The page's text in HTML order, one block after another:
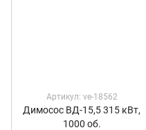
Артикул: ve-18562
Димосос ВД-15,5 315 кВт,
1000 об.